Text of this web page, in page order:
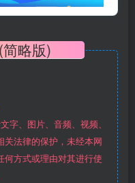
略版)
字、图片、音频、视频、
关法律的保护，未经本网
何方式或理由对其进行使